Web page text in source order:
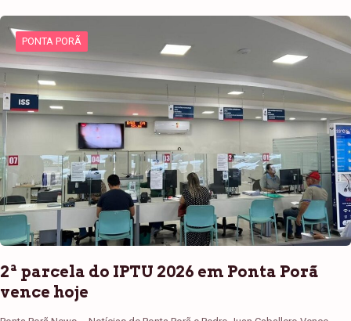
PONTA PORÃ
2ª parcela do IPTU 2026 em Ponta Porã
vence hoje